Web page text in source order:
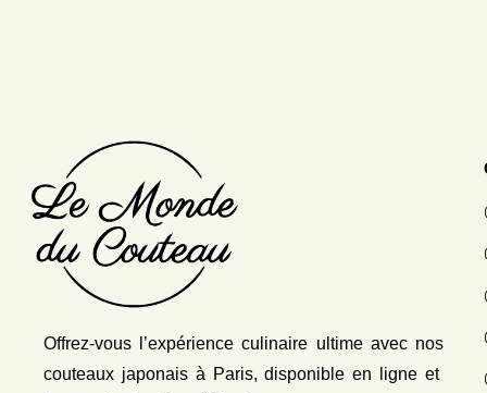
Offrez-vous l’expérience culinaire ultime avec nos
couteaux japonais à Paris, disponible en ligne et